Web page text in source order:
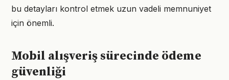
bu detayları kontrol etmek uzun vadeli memnuniyet
için önemli.
Mobil alışveriş sürecinde ödeme
güvenliği